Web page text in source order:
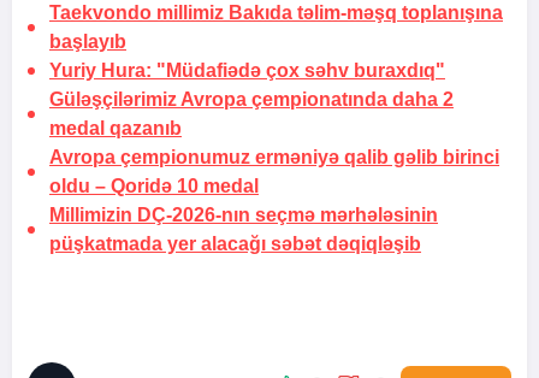
Taekvondo millimiz Bakıda təlim-məşq toplanışına
başlayıb
Yuriy Hura: "Müdafiədə çox səhv buraxdıq"
Güləşçilərimiz Avropa çempionatında daha 2
medal qazanıb
Avropa çempionumuz erməniyə qalib gəlib birinci
oldu – Qoridə 10 medal
Millimizin DÇ-2026-nın seçmə mərhələsinin
püşkatmada yer alacağı səbət dəqiqləşib